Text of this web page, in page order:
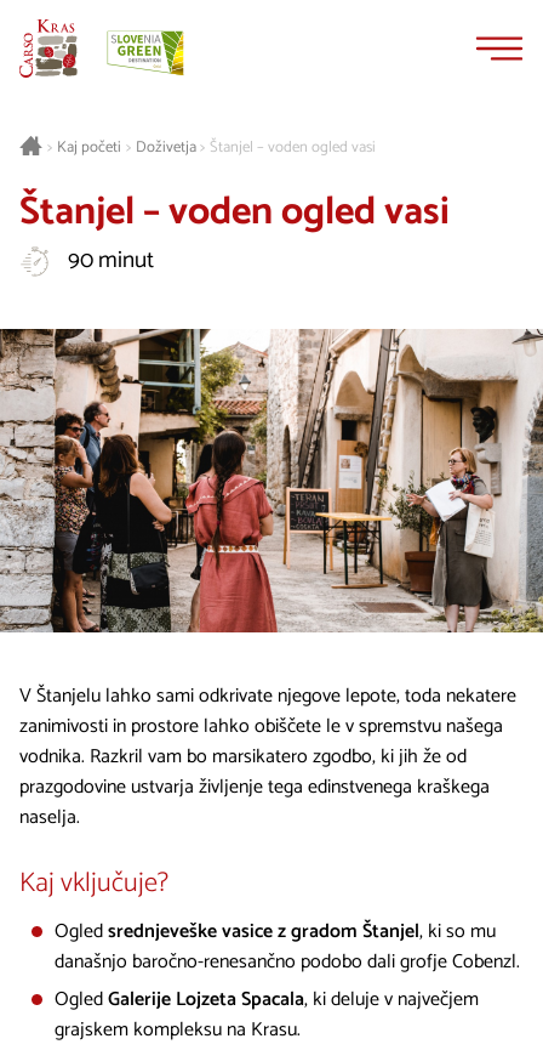
> Kaj početi > Doživetja>Štanjel – voden ogled vasi
Štanjel – voden ogled vasi
90 minut
V Štanjelu lahko sami odkrivate njegove lepote, toda nekatere
zanimivosti in prostore lahko obiščete le v spremstvu našega
vodnika. Razkril vam bo marsikatero zgodbo, ki jih že od
prazgodovine ustvarja življenje tega edinstvenega kraškega
naselja.
Kaj vključuje?
Ogledsrednjeveške vasice z gradom Štanjel, ki so mu
današnjo baročno-renesančno podobo dali grofje Cobenzl.
OgledGalerije Lojzeta Spacala, ki deluje v največjem
grajskem kompleksu na Krasu.